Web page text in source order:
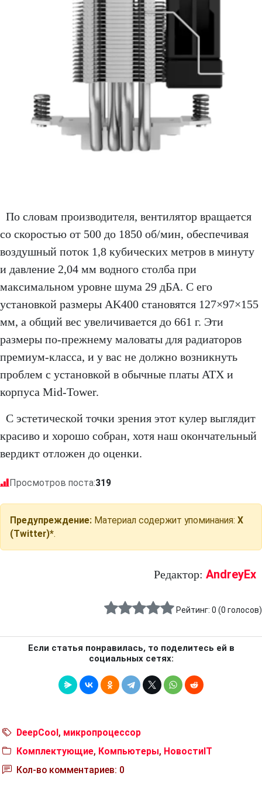
По словам производителя, вентилятор вращается
со скоростью от 500 до 1850 об/мин, обеспечивая
воздушный поток 1,8 кубических метров в минуту
и ​​давление 2,04 мм водного столба при
максимальном уровне шума 29 дБА. С его
установкой размеры AK400 становятся 127×97×155
мм, а общий вес увеличивается до 661 г. Эти
размеры по-прежнему маловаты для радиаторов
премиум-класса, и у вас не должно возникнуть
проблем с установкой в ​​обычные платы ATX и
корпуса Mid-Tower.
С эстетической точки зрения этот кулер выглядит
красиво и хорошо собран, хотя наш окончательный
вердикт отложен до оценки.
Просмотров поста:319
Предупреждение: Материал содержит упоминания: X
(Twitter)*.
Редактор: AndreyEx
Рейтинг: 0 (0 голосов)
Если статья понравилась, то поделитесь ей в
социальных сетях:
DeepCool , микропроцессор
Комплектующие, Компьютеры, НовостиIT
Кол-во комментариев: 0